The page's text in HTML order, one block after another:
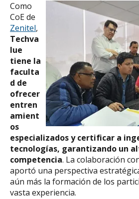
Como
CoE de
Zenitel,
Techva
lue
tiene la
faculta
d de
ofrecer
entren
amient
os
especializados y certificar a
tecnologías, garantizando un
competencia. La colaboración
aportó una perspectiva
aún más la formación de los
vasta experiencia.